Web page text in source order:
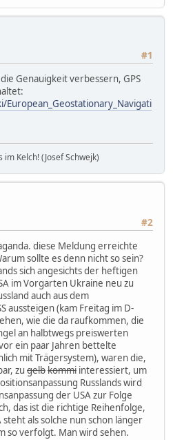
#1
Genauigkeit verbessern, GPS
Kelch! (Josef Schwejk)
#2
diese Meldung erreichte
sollte es denn nicht so sein?
sich angesichts der heftigen
im Vorgarten Ukraine neu zu
auch aus dem
aussteigen (kam Freitag im D-
wie die da raufkommen, die
an halbtwegs preiswerten
ein paar Jahren bettelte
mit Trägersystem), waren die,
zu gelbkommi interessiert, um
Russlands wird
der USA zur Folge
das ist die richtige Reihenfolge,
als solche nun schon länger
so verfolgt. Man wird sehen.